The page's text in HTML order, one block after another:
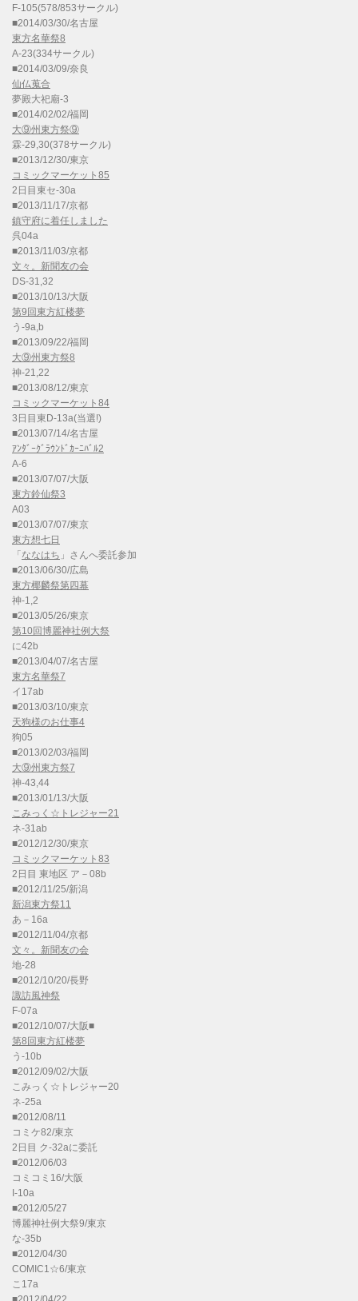
F-105(578/853サークル)
■2014/03/30/名古屋
東方名華祭8
A-23(334サークル)
■2014/03/09/奈良
仙仏蒐合
夢殿大祀廟-3
■2014/02/02/福岡
大⑨州東方祭⑨
霖-29,30(378サークル)
■2013/12/30/東京
コミックマーケット85
2日目東セ-30a
■2013/11/17/京都
鎮守府に着任しました
呉04a
■2013/11/03/京都
文々。新聞友の会
DS-31,32
■2013/10/13/大阪
第9回東方紅楼夢
う-9a,b
■2013/09/22/福岡
大⑨州東方祭8
神-21,22
■2013/08/12/東京
コミックマーケット84
3日目東D-13a(当選!)
■2013/07/14/名古屋
ｱﾝﾀﾞｰｸﾞﾗｳﾝﾄﾞｶｰﾆﾊﾞﾙ2
A-6
■2013/07/07/大阪
東方鈴仙祭3
A03
■2013/07/07/東京
東方想七日
「 ななはち 」さんへ委託参加
■2013/06/30/広島
東方椰麟祭第四幕
神-1,2
■2013/05/26/東京
第10回博麗神社例大祭
に42b
■2013/04/07/名古屋
東方名華祭7
イ17ab
■2013/03/10/東京
天狗様のお仕事4
狗05
■2013/02/03/福岡
大⑨州東方祭7
神-43,44
■2013/01/13/大阪
こみっく☆トレジャー21
ネ-31ab
■2012/12/30/東京
コミックマーケット83
2日目 東地区 ア－08b
■2012/11/25/新潟
新潟東方祭11
あ－16a
■2012/11/04/京都
文々。新聞友の会
地-28
■2012/10/20/長野
諏訪風神祭
F-07a
■2012/10/07/大阪■
第8回東方紅楼夢
う-10b
■2012/09/02/大阪
こみっく☆トレジャー20
ネ-25a
■2012/08/11
コミケ82/東京
2日目 ク-32aに委託
■2012/06/03
コミコミ16/大阪
I-10a
■2012/05/27
博麗神社例大祭9/東京
な-35b
■2012/04/30
COMIC1☆6/東京
こ17a